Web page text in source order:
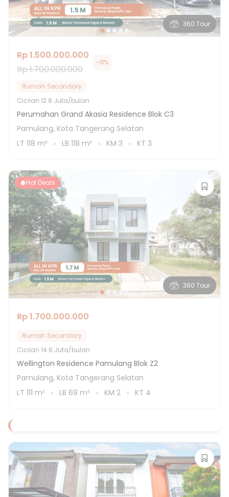
360 Tour
Rp 1.500.000.000
Rp 1.700.000.000
-11%
Rumah Secondary
Cicilan 12.8 Juta/bulan
Perumahan Grand Akasia Residence Blok C3
Pamulang, Kota Tangerang Selatan
LT 118 m² LB 118 m² KM 3 KT 3
360 Tour
Hot Deals
Rp 1.700.000.000
Rumah Secondary
Cicilan 14.6 Juta/bulan
Wellington Residence Pamulang Blok Z2
Pamulang, Kota Tangerang Selatan
LT 111 m² LB 69 m² KM 2 KT 4